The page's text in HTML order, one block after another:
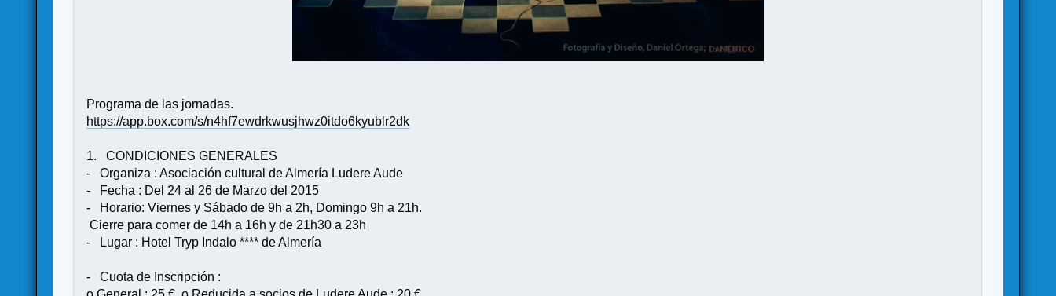
Programa de las jornadas.
https://app.box.com/s/n4hf7ewdrkwusjhwz0itdo6kyublr2dk
1. CONDICIONES GENERALES
- Organiza : Asociación cultural de Almería Ludere Aude
- Fecha : Del 24 al 26 de Marzo del 2015
- Horario: Viernes y Sábado de 9h a 2h, Domingo 9h a 21h.
Cierre para comer de 14h a 16h y de 21h30 a 23h
- Lugar : Hotel Tryp Indalo **** de Almería
- Cuota de Inscripción :